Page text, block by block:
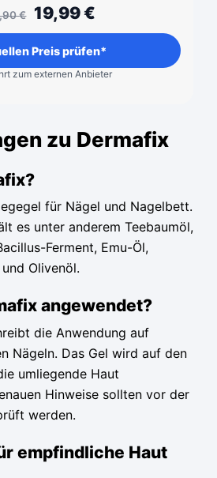
€ 19,99€
Preis prüfen*
zum externen Anbieter
zu Dermafix
für Nägel und Nagelbett.
es unter anderem Teebaumöl,
Ferment, Emu-Öl,
Olivenöl.
angewendet?
die Anwendung auf
Nägeln. Das Gel wird auf den
umliegende Haut
Hinweise sollten vor der
werden.
empfindliche Haut